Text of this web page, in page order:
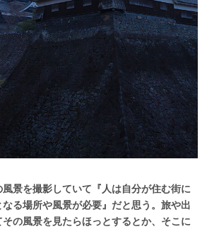
景を撮影していて『人は自分が住む街に
る場所や風景が必要』だと思う。旅や出
の風景を見たらほっとするとか、そこに